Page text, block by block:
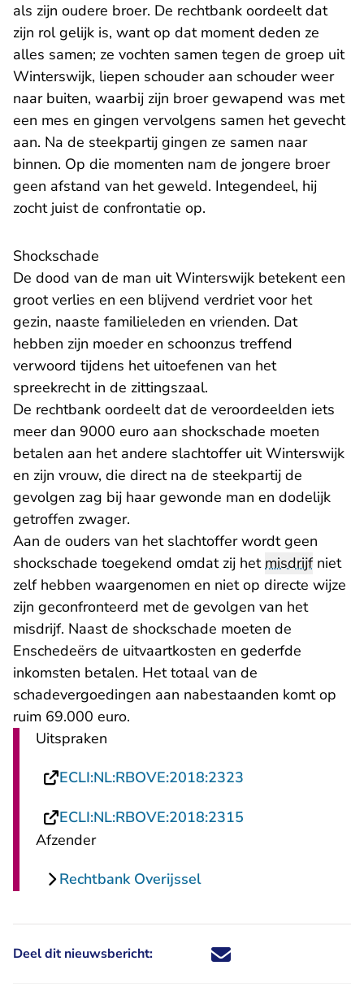
als zijn oudere broer. De rechtbank oordeelt dat
zijn rol gelijk is, want op dat moment deden ze
alles samen; ze vochten samen tegen de groep uit
Winterswijk, liepen schouder aan schouder weer
naar buiten, waarbij zijn broer gewapend was met
een mes en gingen vervolgens samen het gevecht
aan. Na de steekpartij gingen ze samen naar
binnen. Op die momenten nam de jongere broer
geen afstand van het geweld. Integendeel, hij
zocht juist de confrontatie op.
Shockschade
De dood van de man uit Winterswijk betekent een
groot verlies en een blijvend verdriet voor het
gezin, naaste familieleden en vrienden. Dat
hebben zijn moeder en schoonzus treffend
verwoord tijdens het uitoefenen van het
spreekrecht in de zittingszaal.
De rechtbank oordeelt dat de veroordeelden iets
meer dan 9000 euro aan shockschade moeten
betalen aan het andere slachtoffer uit Winterswijk
en zijn vrouw, die direct na de steekpartij de
gevolgen zag bij haar gewonde man en dodelijk
getroffen zwager.
Aan de ouders van het slachtoffer wordt geen
shockschade toegekend omdat zij hetmisdrijfniet
zelf hebben waargenomen en niet op directe wijze
zijn geconfronteerd met de gevolgen van het
misdrijf. Naast de shockschade moeten de
Enschedeërs de uitvaartkosten en gederfde
inkomsten betalen. Het totaal van de
schadevergoedingen aan nabestaanden komt op
ruim 69.000 euro.
Uitspraken
ECLI:NL:RBOVE:2018:2323
ECLI:NL:RBOVE:2018:2315
Afzender
Rechtbank Overijssel
Deel dit nieuwsbericht: Deel dit nieuwsbericht via X -
Deel dit nieuwsbericht via
Deel dit nieuwsbericht
Deel dit